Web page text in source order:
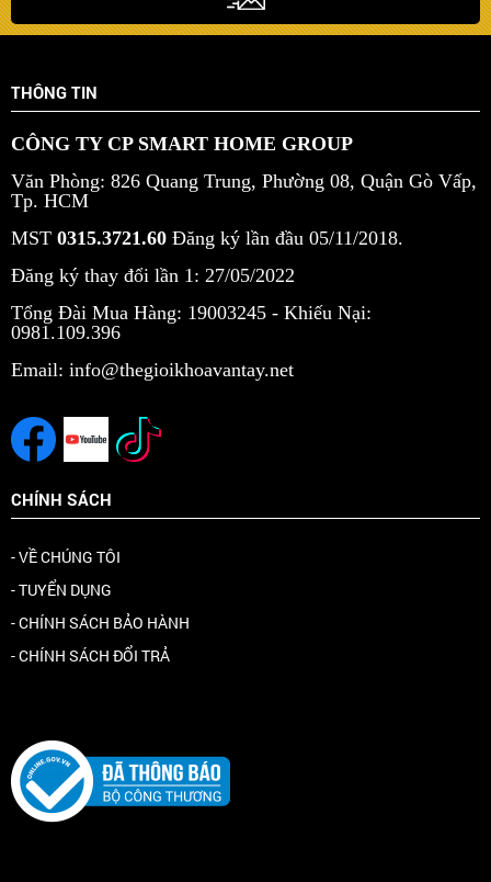
THÔNG TIN
CÔNG TY CP SMART HOME GROUP
Văn Phòng: 826 Quang Trung, Phường 08, Quận Gò Vấp,
Tp. HCM
MST 0315.3721.60 Đăng ký lần đầu 05/11/2018.
Đăng ký thay đổi lần 1: 27/05/2022
Tổng Đài Mua Hàng: 19003245 - Khiếu Nại:
0981.109.396
Email: info@thegioikhoavantay.net
CHÍNH SÁCH
- VỀ CHÚNG TÔI
- TUYỂN DỤNG
- CHÍNH SÁCH BẢO HÀNH
- CHÍNH SÁCH ĐỔI TRẢ